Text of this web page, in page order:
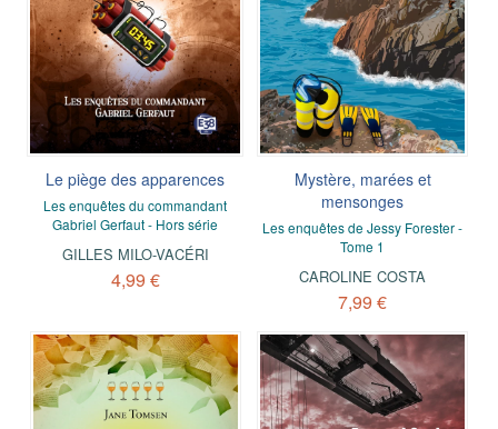
Le piège des apparences
Les enquêtes du commandant
Gabriel Gerfaut - Hors série
GILLES MILO-VACÉRI
4,99 €
Mystère, marées et
mensonges
Les enquêtes de Jessy Forester -
Tome 1
CAROLINE COSTA
7,99 €